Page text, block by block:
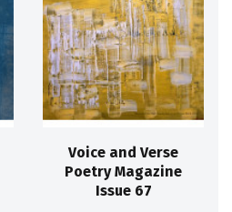
Voice and Verse
Poetry Magazine
Issue 67